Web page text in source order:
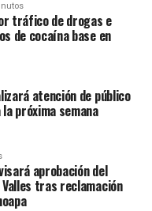
tráfico de drogas e
de cocaína base en
atención de público
próxima semana
aprobación del
tras reclamación